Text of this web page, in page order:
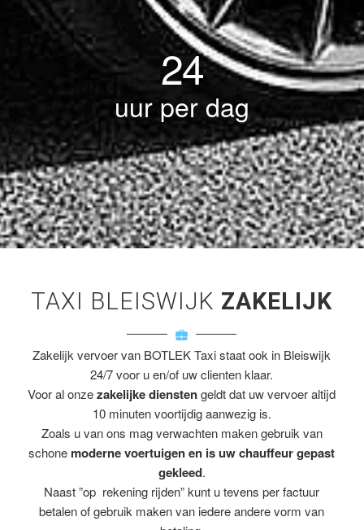
24
uur per dag
TAXI BLEISWIJK ZAKELIJK
Zakelijk vervoer van BOTLEK Taxi staat ook in Bleiswijk
24/7 voor u en/of uw clienten klaar.
Voor al onzezakelijke dienstengeldt dat uw vervoer altijd
10 minuten voortijdig aanwezig is.
Zoals u van ons mag verwachten maken gebruik van
schone moderne voertuigen en is uw chauffeur gepast
gekleed.
Naast ”op rekening rijden” kunt u tevens per factuur
betalen of gebruik maken van iedere andere vorm van